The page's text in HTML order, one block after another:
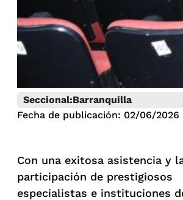
Seccional:Barranquilla
Fecha de publicación: 02/06/2026
Con una exitosa asistencia y
participación de prestigiosos
especialistas e instituciones